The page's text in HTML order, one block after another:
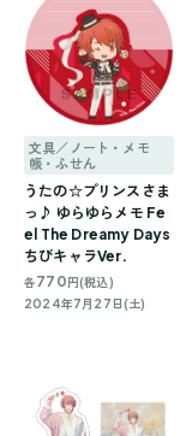
文具／ノート・メモ
帳・ふせん
うたの☆プリンスさま
っ♪ ゆらゆらメモ Fe
el The Dreamy Days
ちびキャラVer.
各770 円(税込)
2024年7月27日(土)